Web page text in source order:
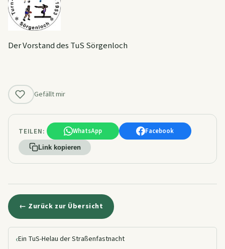
Der Vorstand des TuS Sörgenloch
Gefällt mir
TEILEN: WhatsApp Facebook
Link kopieren
← Zurück zur Übersicht
‹Ein TuS-Helau der Straßenfastnacht